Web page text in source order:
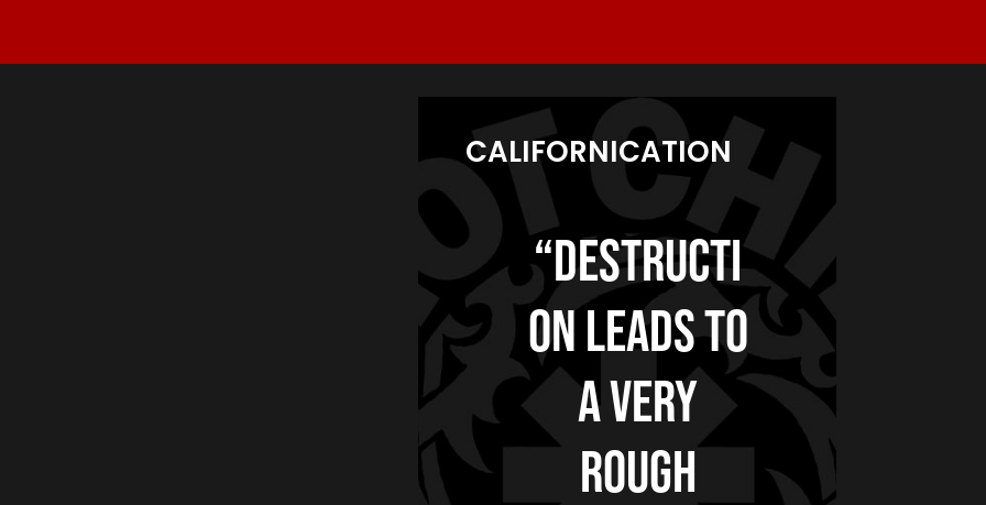
CALIFORNICATION
“Destructi
on leads to
a very
rough